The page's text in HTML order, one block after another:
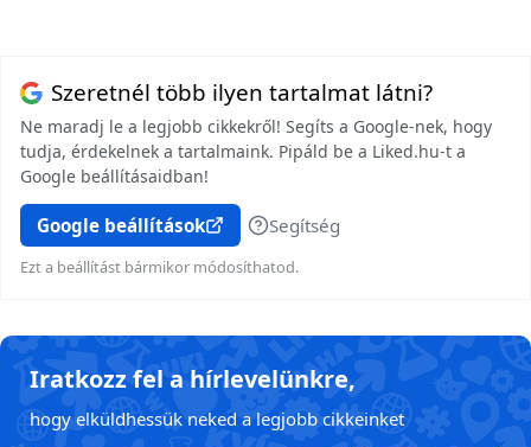
Szeretnél több ilyen tartalmat látni?
Ne maradj le a legjobb cikkekről! Segíts a Google-nek, hogy
tudja, érdekelnek a tartalmaink. Pipáld be a Liked.hu-t a
Google beállításaidban!
Google beállítások Segítség
Ezt a beállítást bármikor módosíthatod.
Iratkozz fel a hírlevelünkre,
hogy elküldhessük neked a legjobb cikkeinket